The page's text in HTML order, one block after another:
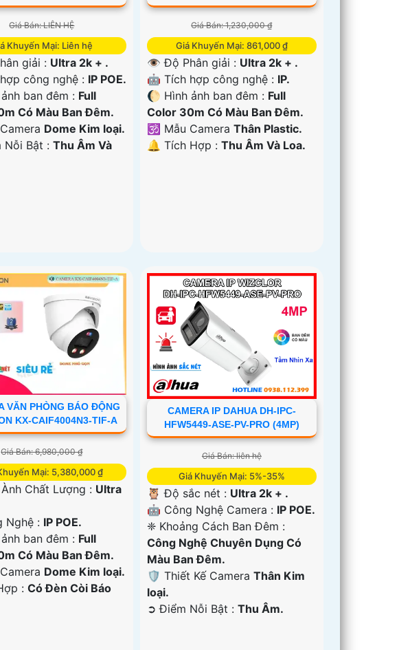
Giá Bán: LIÊN HỆ
Khuyến Mại: Liên hệ
giải : Ultra 2k + .
công nghệ : IP POE.
ban đêm : Full
Có Màu Ban Ðêm.
Dome Kim loại.
Bật : Thu Âm Và
Giá Bán: 1,230,000 ₫
Giá Khuyến Mại: 861,000 ₫
👁 Độ Phân giải : Ultra 2k + .
🤖️ Tích hợp công nghệ : IP.
🌔 Hình ảnh ban đêm : Full
Color 30m Có Màu Ban Ðêm.
🕉️ Mẫu CameraThân Plastic.
️🔔 Tích Hợp :Thu Âm Và Loa.
VĂN PHÒNG BÁO ĐỘNG
KX-CAIF4004N3-TIF-A
Giá Bán: 6,980,000 ₫
Mại: 5,380,000 ₫
Chất Lượng : Ultra
Nghệ : IP POE.
ban đêm : Full
Có Màu Ban Ðêm.
Dome Kim loại.
: Có Ðèn Còi Báo
CAMERA IP DAHUA DH-IPC-
HFW5449-ASE-PV-PRO (4MP)
Giá Bán: liên hệ
Giá Khuyến Mại: 5%-35%
🦉 Độ sắc nét : Ultra 2k + .
🤖️ Công Nghệ Camera : IP POE.
❈ Khoảng Cách Ban Đêm :
Công Nghệ Chuyên Dụng Có
Màu Ban Ðêm.
🛡 Thiết Kế CameraThân Kim
loại.
️➲ Điểm Nỗi Bật :Thu Âm.